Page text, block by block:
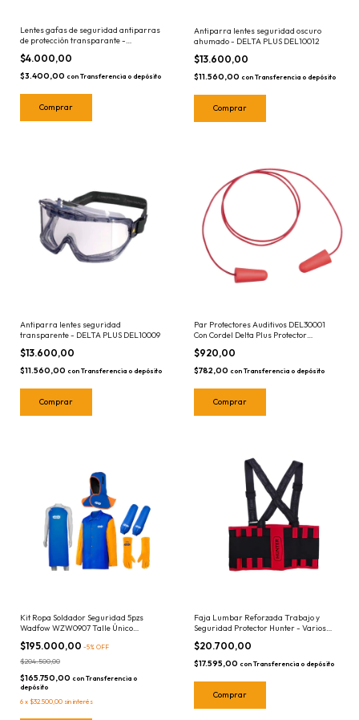
Lentes gafas de seguridad antiparras
de protección transparante -
LUSQTOFF LQLSEG-8
$4.000,00
$3.400,00 con Transferencia o depósito
Antiparra lentes seguridad oscuro
ahumado - DELTA PLUS DEL10012
$13.600,00
$11.560,00 con Transferencia o depósito
Antiparra lentes seguridad
transparente - DELTA PLUS DEL10009
$13.600,00
$11.560,00 con Transferencia o depósito
Par Protectores Auditivos DEL30001
Con Cordel Delta Plus Protector
CONICCO200 Cordón
$920,00
$782,00 con Transferencia o depósito
Kit Ropa Soldador Seguridad 5pzs
Wadfow WZW0907 Talle Único
Campera Guantes Delantal Capucha
Soldar
$195.000,00 -5% OFF
$204.500,00
$165.750,00 con Transferencia o
depósito
6 x $32.500,00 sin interés
Faja Lumbar Reforzada Trabajo y
Seguridad Protector Hunter - Varios
Talles
$20.700,00
$17.595,00 con Transferencia o depósito
Comprar